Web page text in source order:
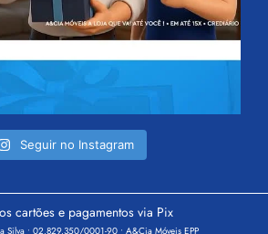
Seguir no Instagram
cartões e pagamentos via Pix
Silva • 02.829.350/0001-90 • A&Cia Móveis EPP